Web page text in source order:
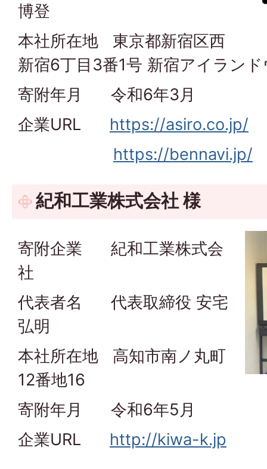
博登
本社所在地 東京都新宿区西
新宿6丁目3番1号 新宿アイラン
寄附年月 令和6年3月
企業URL https://asiro.co.jp/
https://bennavi.jp/
紀和工業株式会社 様
寄附企業 紀和工業株式会
社
代表者名 代表取締役 安宅
弘明
本社所在地 高知市南ノ丸町
12番地16
寄附年月 令和6年5月
企業URL http://kiwa-k.jp